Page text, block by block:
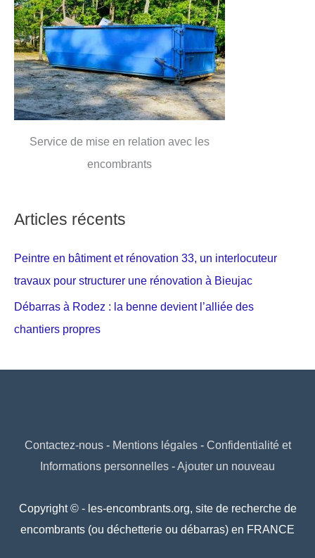
Service de mise en relation avec les
encombrants
Articles récents
Peintre en bâtiment et rénovation 33, un interlocuteur
travaux pour structurer une rénovation à Bieujac
Débarras à Rodez : la benne devient l’alliée des
chantiers propres
Contactez-nous- Mentions légales- Confidentialité et
Informations personnelles -Ajouter un nouveau
Copyright © - les-encombrants.org, site de recherche de
encombrants (ou déchetterie ou débarras) en FRANCE